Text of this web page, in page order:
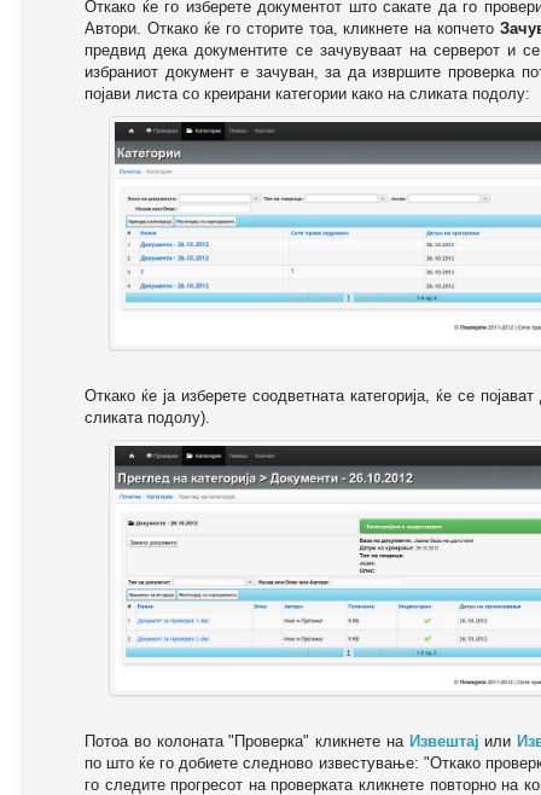
Откако ќе го изберете документот што сакате да го
Автори. Откако ќе го сторите тоа, кликнете на копчето
предвид дека документите се зачувуваат на серверот и
избраниот документ е зачуван, за да извршите проверка
појави листа со креирани категории како на сликата подолу:
Откако ќе ја изберете соодветната категорија, ќе се
сликата подолу).
Потоа во колоната "Проверка" кликнете на Извештај или
по што ќе го добиете следново известување: "Oткако
го следите прогресот на проверката кликнете повторно на